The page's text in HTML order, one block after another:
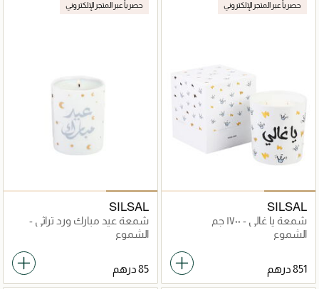
حصرياً عبر المتجر الإلكتروني
SILSAL
شمعة يا غالي - ١٧٠٠ جم
الشموع
حصرياً عبر المتجر الإلكتروني
SILSAL
شمعة عيد مبارك ورد تراثي -
٦٠جم
الشموع